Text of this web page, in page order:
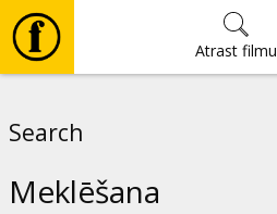
Atrast filmu
Search
Meklēšana